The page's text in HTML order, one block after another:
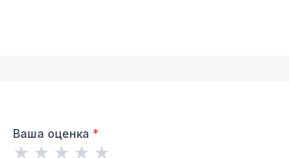
Ваша оценка *
★ ★ ★ ★ ★